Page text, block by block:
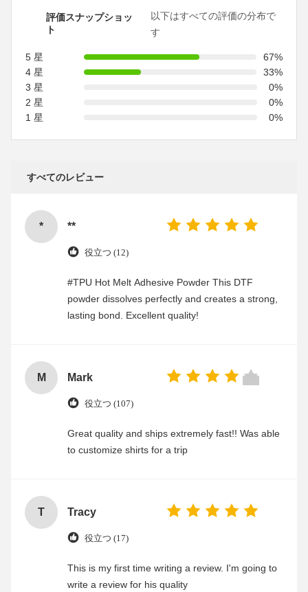
評価スナップショッ
ト
以下はすべての評価の分布で
す
5 星
67%
4 星
33%
3 星
0%
2 星
0%
1 星
0%
すべてのレビュー
* **
役立つ (12)
#TPU Hot Melt Adhesive Powder This DTF
powder dissolves perfectly and creates a strong,
lasting bond. Excellent quality!
M Mark
役立つ (107)
Great quality and ships extremely fast!! Was able
to customize shirts for a trip
T Tracy
役立つ (17)
This is my first time writing a review. I'm going to
write a review for his quality